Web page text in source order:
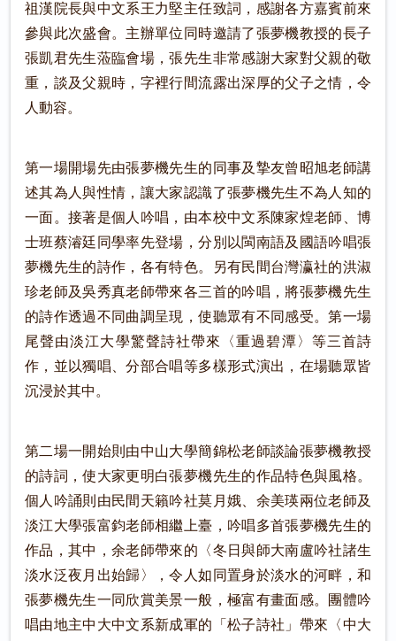
祖漢院長與中文系王力堅主任致詞，感謝各方嘉賓前來
參與此次盛會。主辦單位同時邀請了張夢機教授的長子
張凱君先生蒞臨會場，張先生非常感謝大家對父親的敬
重，談及父親時，字裡行間流露出深厚的父子之情，令
人動容。
第一場開場先由張夢機先生的同事及摯友曾昭旭老師講
述其為人與性情，讓大家認識了張夢機先生不為人知的
一面。接著是個人吟唱，由本校中文系陳家煌老師、博
士班蔡濬廷同學率先登場，分別以閩南語及國語吟唱張
夢機先生的詩作，各有特色。另有民間台灣瀛社的洪淑
珍老師及吳秀真老師帶來各三首的吟唱，將張夢機先生
的詩作透過不同曲調呈現，使聽眾有不同感受。第一場
尾聲由淡江大學驚聲詩社帶來〈重過碧潭〉等三首詩
作，並以獨唱、分部合唱等多樣形式演出，在場聽眾皆
沉浸於其中。
第二場一開始則由中山大學簡錦松老師談論張夢機教授
的詩詞，使大家更明白張夢機先生的作品特色與風格。
個人吟誦則由民間天籟吟社莫月娥、余美瑛兩位老師及
淡江大學張富鈞老師相繼上臺，吟唱多首張夢機先生的
作品，其中，余老師帶來的〈冬日與師大南盧吟社諸生
淡水泛夜月出始歸〉，令人如同置身於淡水的河畔，和
張夢機先生一同欣賞美景一般，極富有畫面感。團體吟
唱由地主中大中文系新成軍的「松子詩社」帶來〈中大